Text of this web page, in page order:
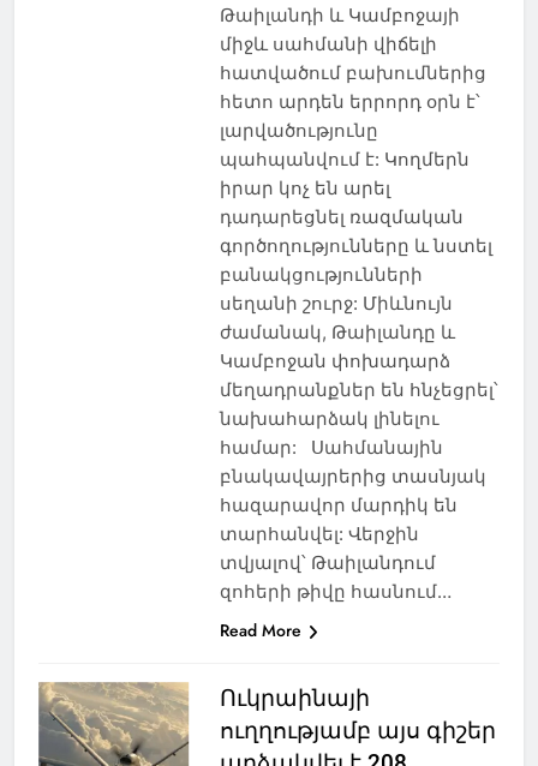
Թաիլանդի և Կամբոջայի
միջև սահմանի վիճելի
հատվածում բախումներից
հետո արդեն երրորդ օրն է՝
լարվածությունը
պահպանվում է: Կողմերն
իրար կոչ են արել
դադարեցնել ռազմական
գործողությունները և նստել
բանակցությունների
սեղանի շուրջ: Միևնույն
ժամանակ, Թաիլանդը և
Կամբոջան փոխադարձ
մեղադրանքներ են հնչեցրել՝
նախահարձակ լինելու
համար: Սահմանային
բնակավայրերից տասնյակ
հազարավոր մարդիկ են
տարհանվել: Վերջին
տվյալով՝ Թաիլանդում
զոհերի թիվը հասնում…
Read More
Ուկրաինայի
ուղղությամբ այս գիշեր